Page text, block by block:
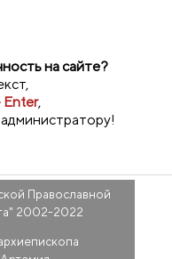
на сайте?
Enter,
Православной
" 2002-2022